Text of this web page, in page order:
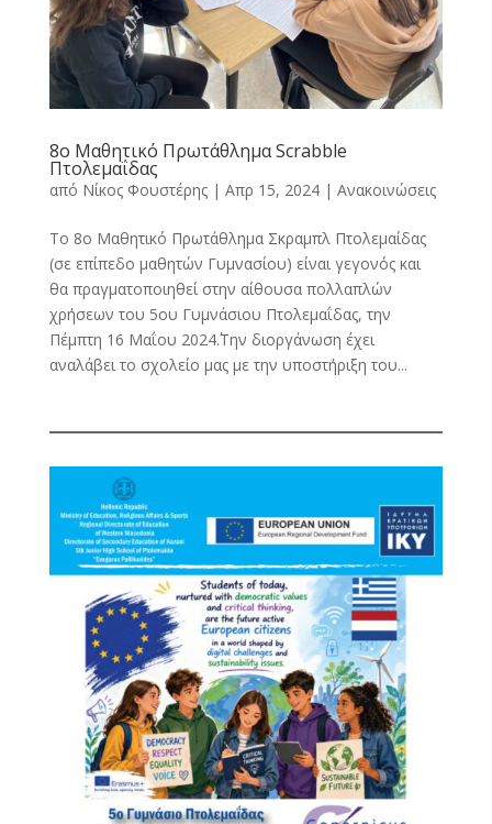
8o Μαθητικό Πρωτάθλημα Scrabble
Πτολεμαΐδας
από Νίκος Φουστέρης| Απρ 15, 2024| Ανακοινώσεις
Το 8ο Μαθητικό Πρωτάθλημα Σκραμπλ Πτολεμαίδας
(σε επίπεδο μαθητών Γυμνασίου) είναι γεγονός και
θα πραγματοποιηθεί στην αίθουσα πολλαπλών
χρήσεων του 5ου Γυμνάσιου Πτολεμαΐδας, την
Πέμπτη 16 Μαΐου 2024΄.Την διοργάνωση έχει
αναλάβει το σχολείο μας με την υποστήριξη του...